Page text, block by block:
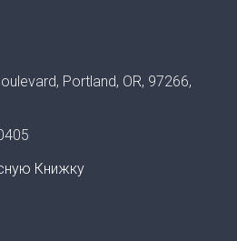
Portland, OR, 97266,
Книжку